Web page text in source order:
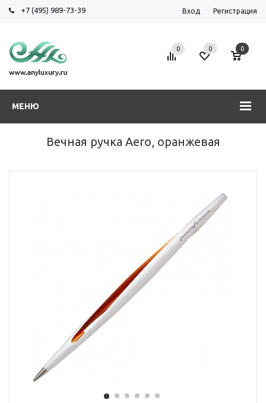
+7 (495) 989-73-39 Вход Регистрация
МЕНЮ
0 0 0
Вечная ручка Aero, оранжевая